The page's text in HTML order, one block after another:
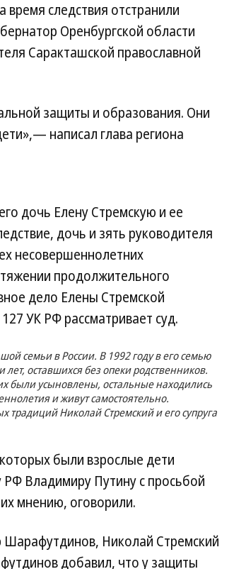
следствия отстранили
Оренбургской области
Саракташской православной
защиты и образования. Они
написал глава региона
дочь Елену Стремскую и ее
дочь и зять руководителя
несовершеннолетних
продолжительного
дело Елены Стремской
УК РФ рассматривает суд.
семьи в России. В 1992 году в его семью
оставшихся без опеки родственников.
были усыновлены, остальные находились
и живут самостоятельно.
традиций Николай Стремский и его супруга
были взрослые дети
Владимиру Путину с просьбой
мнению, оговорили.
Шарафутдинов, Николай Стремский
добавил, что у защиты